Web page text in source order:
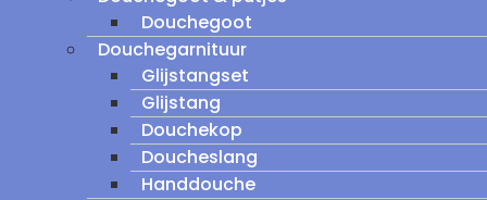
Douchegoot
Douchegarnituur
Glijstangset
Glijstang
Douchekop
Doucheslang
Handdouche